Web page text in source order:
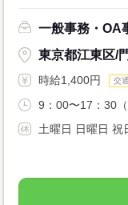
一般事務・OA
東京都江東区/
時給1,400円 交
9：00〜17：30
土曜日 日曜日 祝